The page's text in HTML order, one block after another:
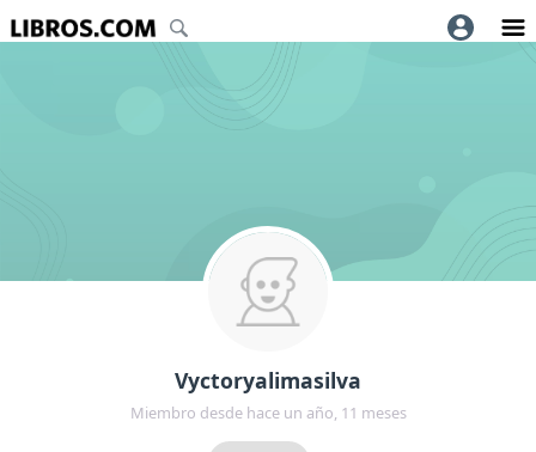
Vyctoryalimasilva
Miembro desde hace un año, 11 meses